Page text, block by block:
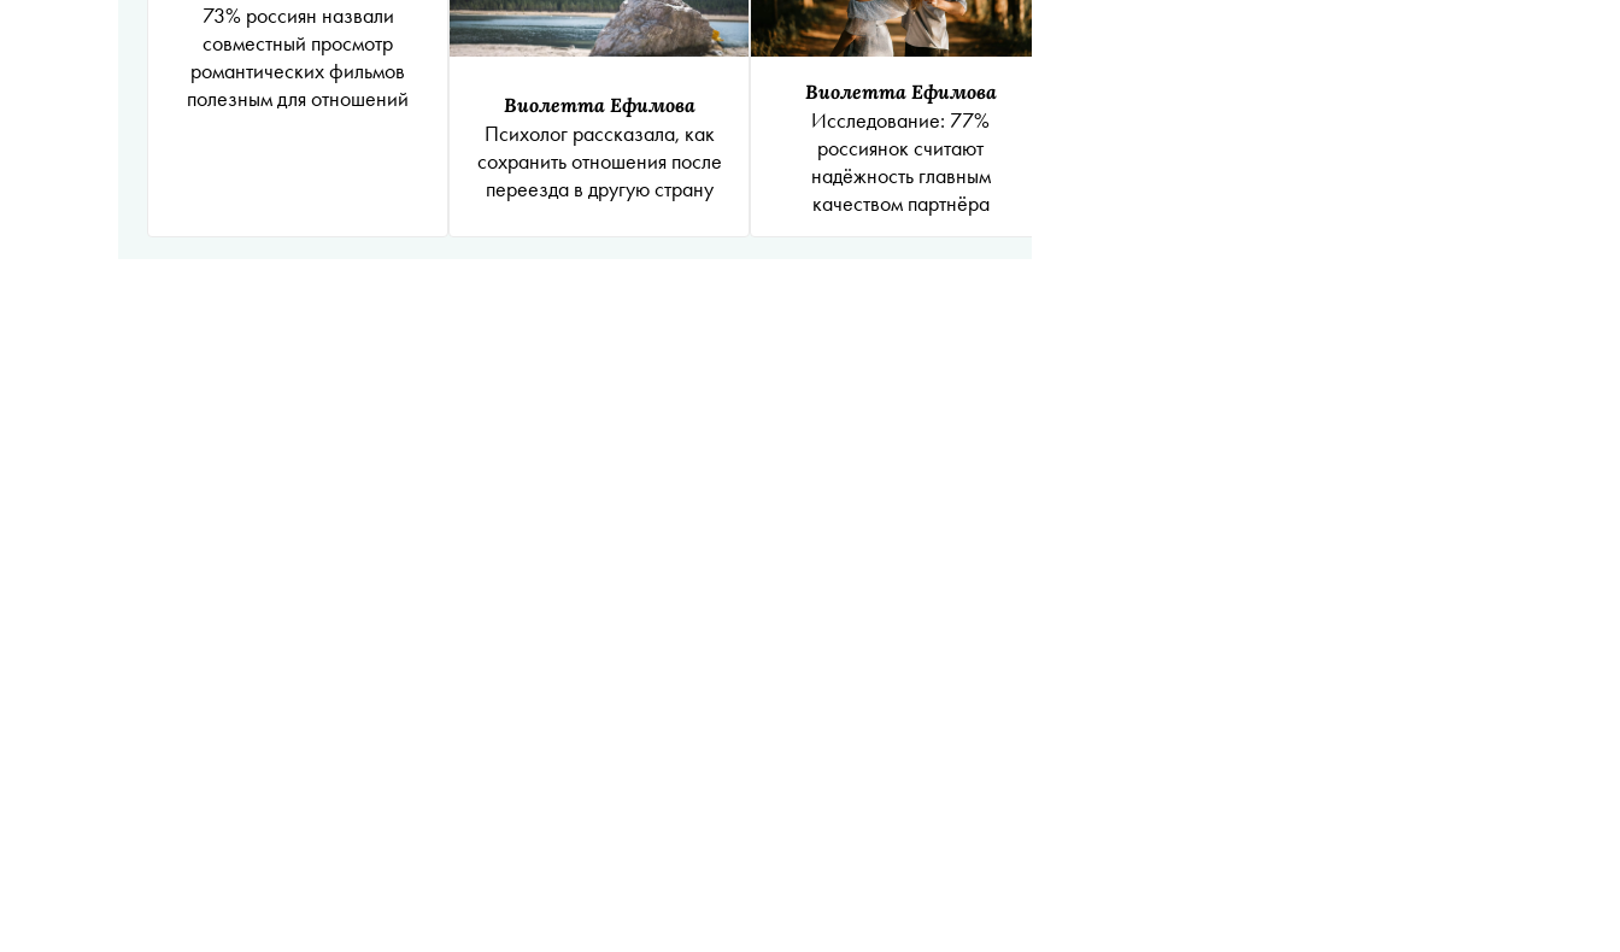
73% россиян назвали
совместный просмотр
романтических фильмов
полезным для отношений
Виолетта Ефимова
Психолог рассказала, как
сохранить отношения после
переезда в другую страну
Виолетта Ефимова
Исследование: 77%
россиянок считают
надёжность главным
качеством партнёра